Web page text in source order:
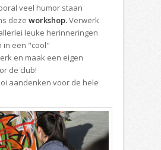
veel humor staan
deze workshop.Verwerk
leuke herinneringen
in een "cool"
en maak een eigen
de club!
aandenken voor de hele